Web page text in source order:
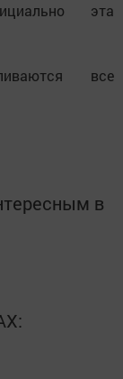
эта
все
в